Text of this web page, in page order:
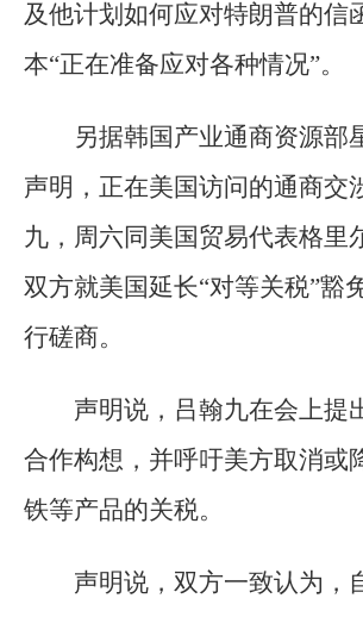
及他计划如何应对特朗普的信
本“正在准备应对各种情况”。
另据韩国产业通商资源部
声明，正在美国访问的通商交
九，周六同美国贸易代表格里
双方就美国延长“对等关税”豁
行磋商。
声明说，吕翰九在会上提
合作构想，并呼吁美方取消或
铁等产品的关税。
声明说，双方一致认为，